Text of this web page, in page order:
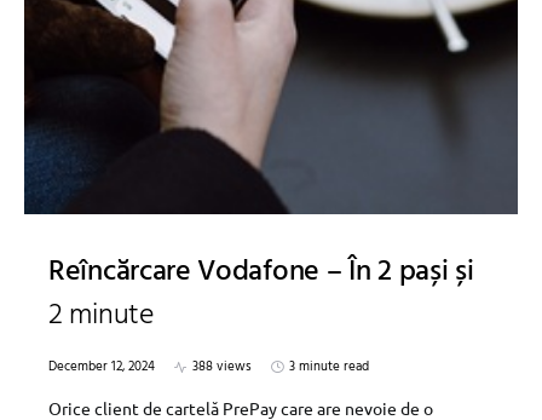
Reîncărcare Vodafone – În 2 pași și
2 minute
December 12, 2024 388 views
3 minute read
Orice client de cartelă PrePay care are nevoie de o